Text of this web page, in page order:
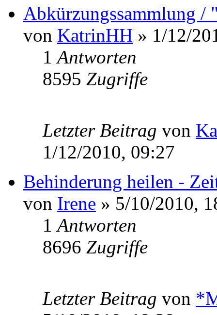
Abkürzungssammlung /
von KatrinHH » 1/12/
1Antworten
8595 Zugriffe
Letzter Beitrag von
1/12/2010, 09:27
Behinderung heilen -
von Irene » 5/10/2010,
1Antworten
8696 Zugriffe
Letzter Beitrag von